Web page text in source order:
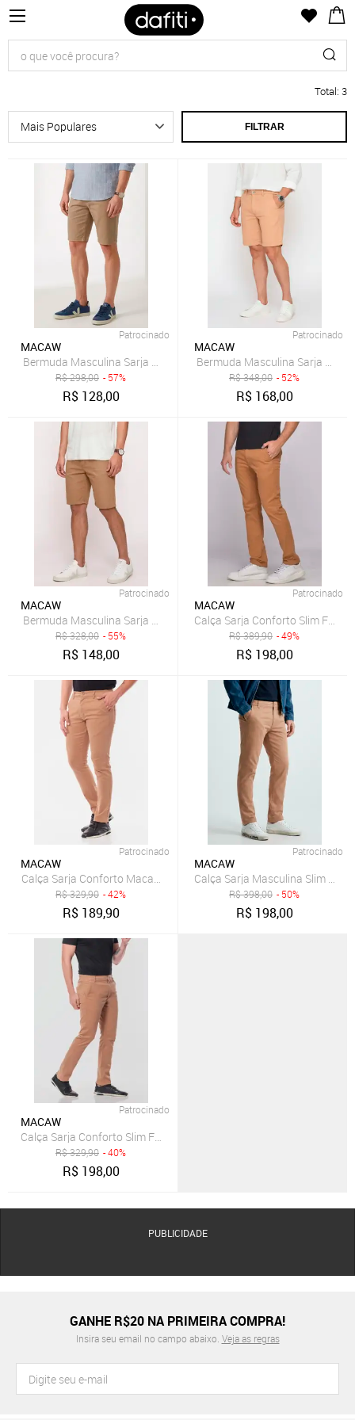
Total: 3
FILTRAR
Patrocinado
MACAW
R$298,00 - 57%
R$ 128,00
Patrocinado
MACAW
R$348,00 - 52%
R$ 168,00
Patrocinado
MACAW
R$328,00 - 55%
R$ 148,00
Patrocinado
MACAW
Calça Sarja Conforto Slim Fit
R$389,90 - 49%
R$ 198,00
Patrocinado
MACAW
Calça Sarja Conforto Macaw Slim Fit
R$329,90 - 42%
R$ 189,90
Patrocinado
MACAW
R$398,00 - 50%
R$ 198,00
Patrocinado
MACAW
Calça Sarja Conforto Slim Fit Beau 7762 Caqui
R$329,90 - 40%
R$ 198,00
PUBLICIDADE
GANHE R$20 NA PRIMEIRA COMPRA!
Insira seu email no campo abaixo. Veja as regras